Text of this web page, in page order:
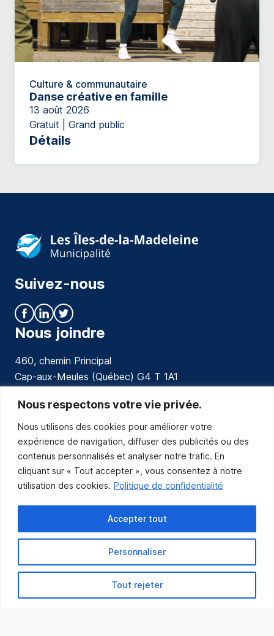
Nous respectons votre vie privée.
Nous utilisons des cookies pour améliorer votre
expérience de navigation, diffuser des publicités ou des
contenus personnalisés et analyser notre trafic. En
cliquant sur « Tout accepter », vous consentez à notre
utilisation des cookies. Politique de confidentialité
Personnaliser
Tout rejeter
Accepter tout
Culture & communautaire
Danse créative en famille
13 août 2026
Gratuit | Grand public
Détails
Suivez-nous
Nous joindre
460, chemin Principal
Cap-aux-Meules (Québec) G4 T 1A1
communications@muniles.ca
418 986-3100
Composez le 1 en tout temps pour toutes urgences.
Abonnez-vous
Abonnez-vous pour recevoir les nouvelles
de la Municipalité par courriel.